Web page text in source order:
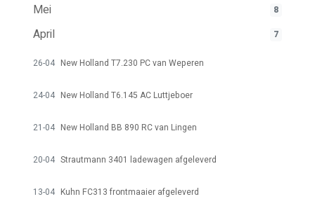
Mei 8
April 7
26-04 New Holland T7.230 PC van Weperen
24-04 New Holland T6.145 AC Luttjeboer
21-04 New Holland BB 890 RC van Lingen
20-04 Strautmann 3401 ladewagen afgeleverd
13-04 Kuhn FC313 frontmaaier afgeleverd